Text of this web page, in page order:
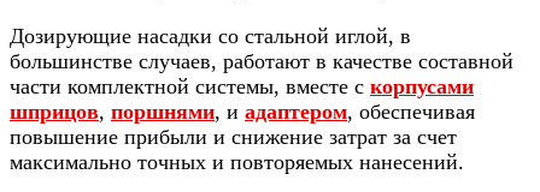
Дозирующие насадки со стальной иглой, в
большинстве случаев, работают в качестве составной
части комплектной системы, вместе с корпусами
шприцов, поршнями, и адаптером, обеспечивая
повышение прибыли и снижение затрат за счет
максимально точных и повторяемых нанесений.